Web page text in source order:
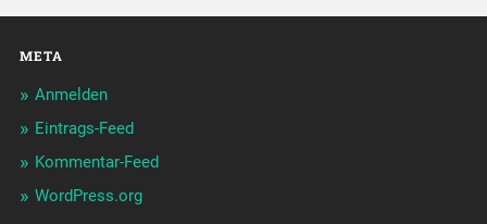
META
Anmelden
Eintrags-Feed
Kommentar-Feed
WordPress.org